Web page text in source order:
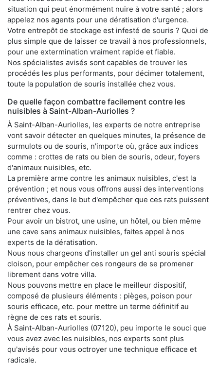
situation qui peut énormément nuire à votre santé ; alors
appelez nos agents pour une dératisation d'urgence.
Votre entrepôt de stockage est infesté de souris ? Quoi de
plus simple que de laisser ce travail à nos professionnels,
pour une extermination vraiment rapide et fiable.
Nos spécialistes avisés sont capables de trouver les
procédés les plus performants, pour décimer totalement,
toute la population de souris installée chez vous.
De quelle façon combattre facilement contre les
nuisibles à Saint-Alban-Auriolles ?
À Saint-Alban-Auriolles, les experts de notre entreprise
vont savoir détecter en quelques minutes, la présence de
surmulots ou de souris, n'importe où, grâce aux indices
comme : crottes de rats ou bien de souris, odeur, foyers
d'animaux nuisibles, etc.
La première arme contre les animaux nuisibles, c'est la
prévention ; et nous vous offrons aussi des interventions
préventives, dans le but d'empêcher que ces rats puissent
rentrer chez vous.
Pour avoir un bistrot, une usine, un hôtel, ou bien même
une cave sans animaux nuisibles, faites appel à nos
experts de la dératisation.
Nous nous chargeons d'installer un gel anti souris spécial
cloison, pour empêcher ces rongeurs de se promener
librement dans votre villa.
Nous pouvons mettre en place le meilleur dispositif,
composé de plusieurs éléments : pièges, poison pour
souris efficace, etc. pour mettre un terme définitif au
règne de ces rats et souris.
À Saint-Alban-Auriolles (07120), peu importe le souci que
vous avez avec les nuisibles, nos experts sont plus
qu'avisés pour vous octroyer une technique efficace et
radicale.